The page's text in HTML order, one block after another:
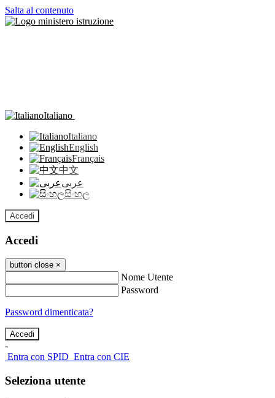
Salta al contenuto
Italiano
Italiano
English
Français
中文
عربى
සිංහල
Accedi
Accedi
button close ×
Nome Utente
Password
Password dimenticata?
-
Entra con SPID Entra con CIE
Seleziona utente